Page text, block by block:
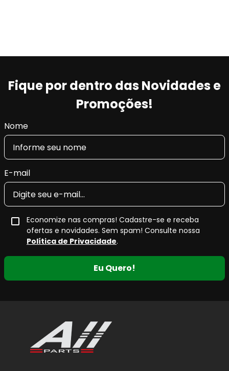
Fique por dentro das Novidades e
Promoções!
Nome
E-mail
Economize nas compras! Cadastre-se e receba
ofertas e novidades. Sem spam! Consulte nossa
Política de Privacidade.
Eu Quero!